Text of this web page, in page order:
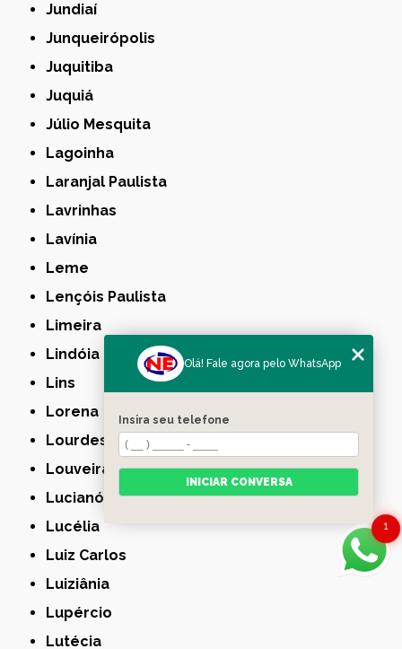
Jundiaí
Junqueirópolis
Juquitiba
Juquiá
Júlio Mesquita
Lagoinha
Laranjal Paulista
Lavrinhas
Lavínia
Leme
Lençóis Paulista
Limeira
Lindóia
Lins
Lorena
Lourdes
Louveira
Lucianópolis
Lucélia
Luiz Carlos
Luiziânia
Lupércio
Lutécia
1
Olá! Fale agora pelo WhatsApp
Insira seu telefone
INICIAR CONVERSA